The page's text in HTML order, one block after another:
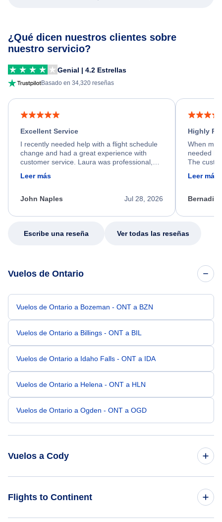
¿Qué dicen nuestros clientes sobre
nuestro servicio?
Genial | 4.2 Estrellas
Basado en 34,320 reseñas
Excellent Service
I recently needed help with a flight schedule
change and had a great experience with
customer service. Laura was professional,
friendly, and very helpful throughout the
process. She quickly found a solution and
appreciate her excellent service.
Leer más
Jul 28, 2026
John Naples
Highly
When my
needed
The
calm,
my issue.
Leer más
Escribe una reseña Ver todas las reseñas
Vuelos de Ontario
Vuelos de Ontario a Bozeman - ONT a BZN
Vuelos de Ontario a Billings - ONT a BIL
Vuelos de Ontario a Idaho Falls - ONT a IDA
Vuelos de Ontario a Helena - ONT a HLN
Vuelos de Ontario a Ogden - ONT a OGD
Vuelos a Cody
Flights to Continent